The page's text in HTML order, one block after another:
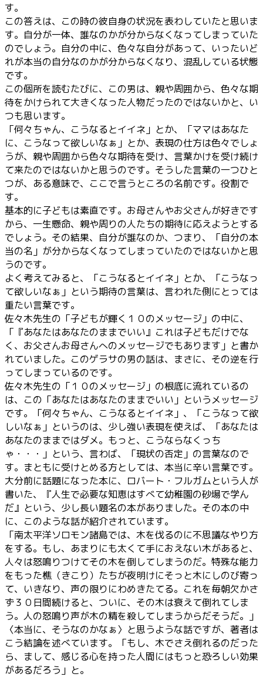
す。
この答えは、この時の彼自身の状況を表わしていたと思いま
す。自分が一体、誰なのかが分からなくなってしまっていた
のでしょう。自分の中に、色々な自分があって、いったいど
れが本当の自分なのかが分からなくなり、混乱している状態
です。
この個所を読むたびに、この男は、親や周囲から、色々な期
待をかけられて大きくなった人物だったのではないかと、い
つも思います。
「何々ちゃん、こうなるとイイネ」とか、「ママはあなた
に、こうなって欲しいなぁ」とか、表現の仕方は色々でしょ
うが、親や周囲から色々な期待を受け、言葉かけを受け続け
て来たのではないかと思うのです。そうした言葉の一つひと
つが、ある意味で、ここで言うところの名前です。役割で
す。
基本的に子どもは素直です。お母さんやお父さんが好きです
から、一生懸命、親や周りの人たちの期待に応えようとする
でしょう。その結果、自分が誰なのか、つまり、「自分の本
当の名」が分からなくなってしまっていたのではないかと思
うのです。
よく考えてみると、「こうなるとイイネ」とか、「こうなっ
て欲しいなぁ」という期待の言葉は、言われた側にとっては
重たい言葉です。
佐々木先生の「子どもが輝く１０のメッセージ」の中に、
「『あなたはあなたのままでいい』これは子どもだけでな
く、お父さんお母さんへのメッセージでもあります」と書か
れていました。このゲラサの男の話は、まさに、その逆を行
ってしまっているのです。
佐々木先生の「１０のメッセージ」の根底に流れているの
は、この「あなたはあなたのままでいい」というメッセージ
です。「何々ちゃん、こうなるとイイネ」、「こうなって欲
しいなぁ」というのは、少し強い表現を使えば、「あなたは
あなたのままではダメ。もっと、こうならなくっち
ゃ・・・」という、言わば、「現状の否定」の言葉なので
す。まともに受けとめる方としては、本当に辛い言葉です。
大分前に話題になった本に、ロバート・フルガムという人が
書いた、『人生で必要な知恵はすべて幼稚園の砂場で学ん
だ』という、少し長い題名の本がありました。その本の中
に、このような話が紹介されています。
「南太平洋ソロモン諸島では、木を伐るのに不思議なやり方
をする。もし、あまりにも太くて手におえない木があると、
人々は怒鳴りつけてその木を倒してしまうのだ。特殊な能力
をもった樵（きこり）たちが夜明けにそっと木にしのび寄っ
て、いきなり、声の限りにわめきたてる。これを毎朝欠かさ
ず３０日間続けると、ついに、その木は衰えて倒れてしま
う。人の怒鳴り声が木の精を殺してしまうからだそうだ。」
〈本当に、そうなのかなぁ〉と思うような話ですが、著者は
こう結論を述べています。「もし、木でさえ倒れるのだった
ら、まして、感じる心を持った人間にはもっと恐ろしい効果
があるだろう」と。